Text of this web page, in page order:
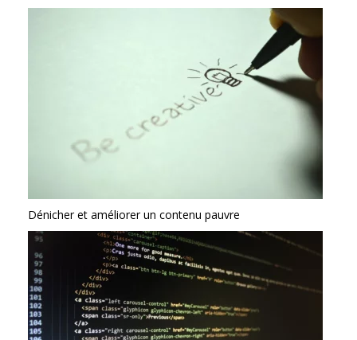
Dénicher et améliorer un contenu pauvre